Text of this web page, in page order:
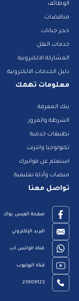
الوظائف
مناقصات
حجز جبانات
خدمات النقل
المشاركة الالكترونية
دليل الخدمات الالكترونية
معلومات تهمك
بنك المعرفة
الشرطة والمرور
تطبيقات خدمية
تكنولوجيا وانترنت
استعلم عن فواتيرك
منصات وأدلة تعليمية
تواصل معنا
صفحة الفيس بوك
البريد الإلكتروني
قناة الواتس اب
قناة اليوتيوب
23909123